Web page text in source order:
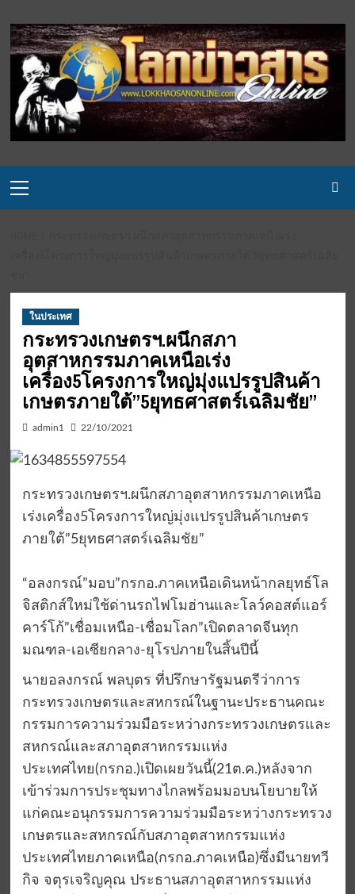
to
content
Menu
ในประเทศ
กระทรวงเกษตรฯ.ผนึกสภา
อุตสาหกรรมภาคเหนือเร่ง
เครื่อง5โครงการใหญ่มุ่งแปรรูปสินค้า
เกษตรภายใต้”5ยุทธศาสตร์เฉลิมชัย”
admin1 22/10/2021
กระทรวงเกษตรฯ.ผนึกสภาอุตสาหกรรมภาคเหนือ
เร่งเครื่อง5โครงการใหญ่มุ่งแปรรูปสินค้าเกษตร
ภายใต้”5ยุทธศาสตร์เฉลิมชัย”
“อลงกรณ์”มอบ”กรกอ.ภาคเหนือเดินหน้ากลยุทธ์โล
จิสติกส์ใหม่ใช้ด่านรถไฟโมฮ่านและโลว์คอสต์แอร์
คาร์โก้”เชื่อมเหนือ-เชื่อมโลก”เปิดตลาดจีนทุก
มณฑล-เอเซียกลาง-ยุโรปภายในสิ้นปีนี้
นายอลงกรณ์ พลบุตร ที่ปรึกษารัฐมนตรีว่าการ
กระทรวงเกษตรและสหกรณ์ในฐานะประธานคณะ
กรรมการความร่วมมือระหว่างกระทรวงเกษตรและ
สหกรณ์และสภาอุตสาหกรรมแห่ง
ประเทศไทย(กรกอ.)เปิดเผยวันนี้(21ต.ค.)หลังจาก
เข้าร่วมการประชุมทางไกลพร้อมมอบนโยบายให้
แก่คณะอนุกรรมการความร่วมมือระหว่างกระทรวง
เกษตรและสหกรณ์กับสภาอุตสาหกรรมแห่ง
ประเทศไทยภาคเหนือ(กรกอ.ภาคเหนือ)ซึ่งมีนายทวี
กิจ จตุรเจริญคุณ ประธานสภาอุตสาหกรรมแห่ง